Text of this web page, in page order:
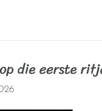
die eerste